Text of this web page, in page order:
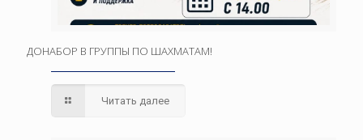
ДОНАБОР В ГРУППЫ ПО ШАХМАТАМ!
Читать далее